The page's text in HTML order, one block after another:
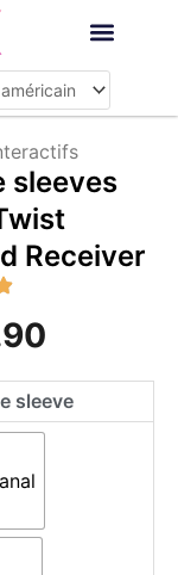
sleeves
Receiver
sleeve